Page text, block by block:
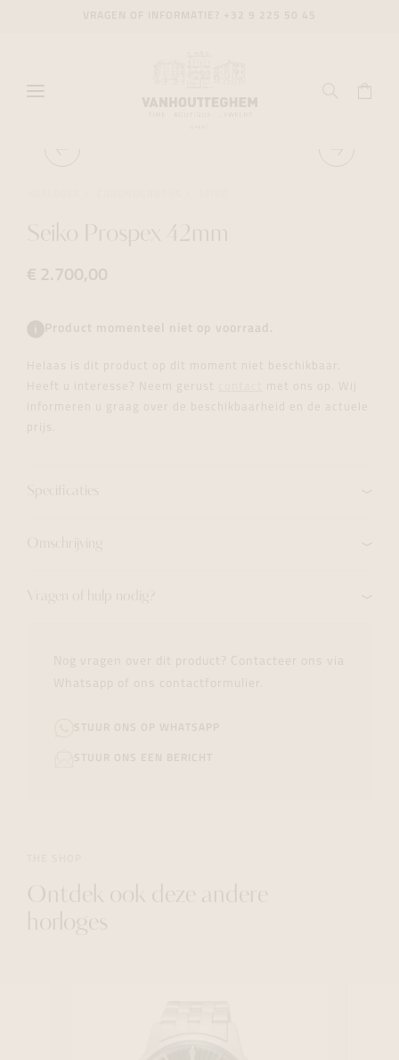
Seiko Prospex 42mm
€ 2.700,00
Product momenteel niet op voorraad.
Helaas is dit product op dit moment niet beschikbaar.
Heeft u interesse? Neem gerust
met ons op. Wij
informeren u graag over de beschikbaarheid en de actuele
prijs.
Specificaties
Omschrijving
Vragen of hulp nodig?
Ontdek ook deze andere
horloges